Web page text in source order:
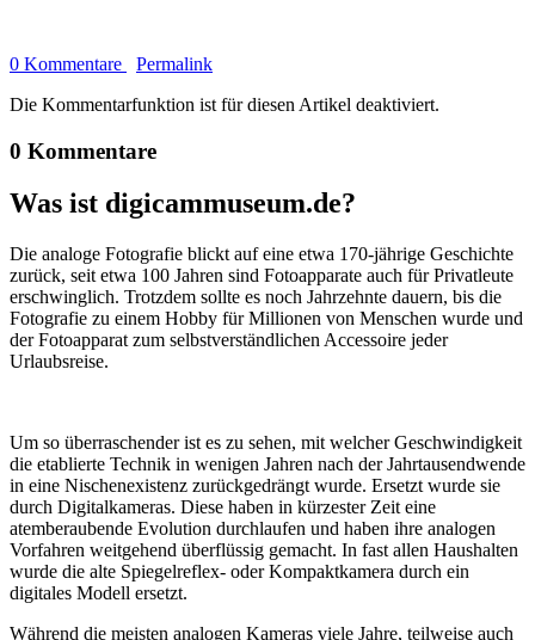
0 Kommentare
Permalink
Die Kommentarfunktion ist für diesen Artikel deaktiviert.
0 Kommentare
Was ist digicammuseum.de?
Die analoge Fotografie blickt auf eine etwa 170-jährige Geschichte
zurück, seit etwa 100 Jahren sind Fotoapparate auch für Privatleute
erschwinglich. Trotzdem sollte es noch Jahrzehnte dauern, bis die
Fotografie zu einem Hobby für Millionen von Menschen wurde und
der Fotoapparat zum selbstverständlichen Accessoire jeder
Urlaubsreise.
Um so überraschender ist es zu sehen, mit welcher Geschwindigkeit
die etablierte Technik in wenigen Jahren nach der Jahrtausendwende
in eine Nischenexistenz zurückgedrängt wurde. Ersetzt wurde sie
durch Digitalkameras. Diese haben in kürzester Zeit eine
atemberaubende Evolution durchlaufen und haben ihre analogen
Vorfahren weitgehend überflüssig gemacht. In fast allen Haushalten
wurde die alte Spiegelreflex- oder Kompaktkamera durch ein
digitales Modell ersetzt.
Während die meisten analogen Kameras viele Jahre, teilweise auch